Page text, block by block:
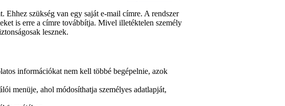
Ehhez szükség van egy saját e-mail címre. A rendszer
is erre a címre továbbítja. Mivel illetéktelen személy
lesznek.
információkat nem kell többé begépelnie, azok
menüje, ahol módosíthatja személyes adatlapját,